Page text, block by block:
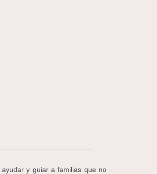
y guiar a familias que no